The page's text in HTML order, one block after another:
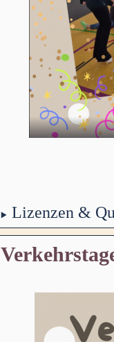
Lizenzen &